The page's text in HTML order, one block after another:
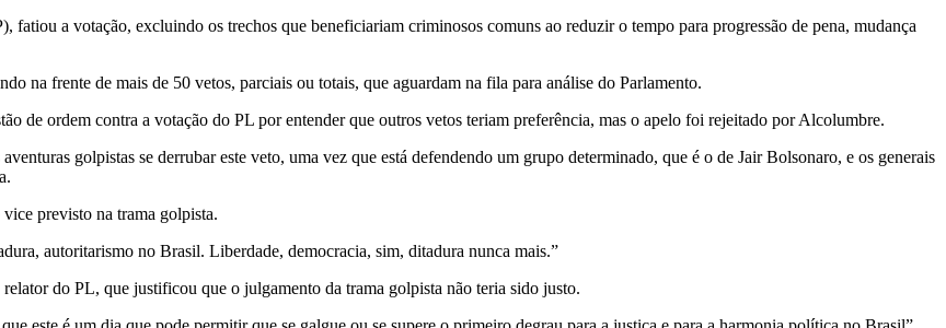
a votação, excluindo os trechos que beneficiariam criminosos comuns ao reduzir o tempo para progressão de pena, mudança
na frente de mais de 50 vetos, parciais ou totais, que aguardam na fila para análise do Parlamento.
de ordem contra a votação do PL por entender que outros vetos teriam preferência, mas o apelo foi rejeitado por Alcolumbre.
golpistas se derrubar este veto, uma vez que está defendendo um grupo determinado, que é o de Jair Bolsonaro, e os generais
previsto na trama golpista.
autoritarismo no Brasil. Liberdade, democracia, sim, ditadura nunca mais.”
do PL, que justificou que o julgamento da trama golpista não teria sido justo.